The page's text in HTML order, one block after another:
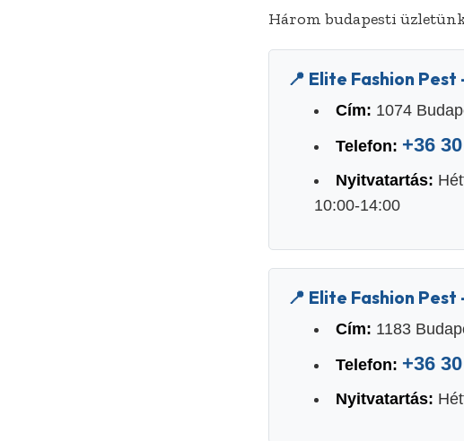
Három budapesti
📍 Elite Fashion
Cím: 1074
Telefon: +36
Nyitvatartás:
10:00-14:00
📍 Elite Fashion
Cím: 1183
Telefon: +36
Nyitvatartás: